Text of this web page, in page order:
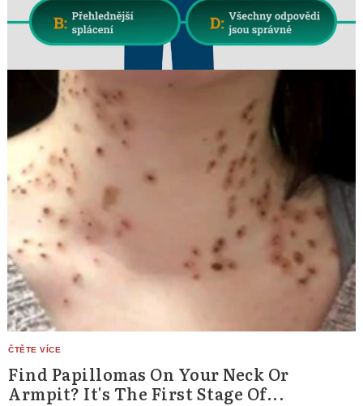
Find Papillomas On Your Neck Or
Armpit? It's The First Stage Of...